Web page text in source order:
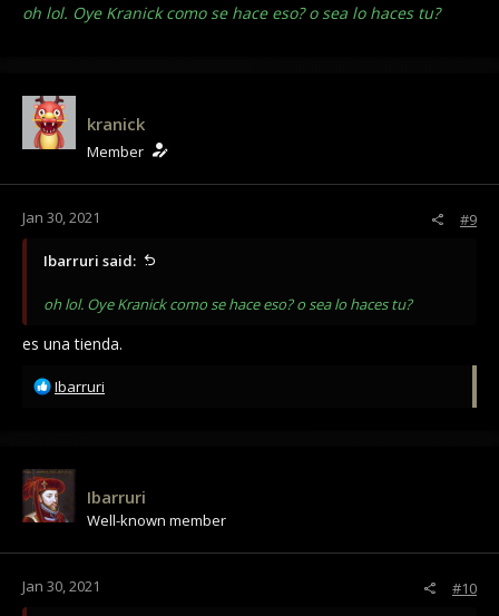
oh lol. Oye Kranick como se hace eso? o sea lo haces tu?
kranick
Member
Jan 30, 2021 #9
Ibarruri said:
oh lol. Oye Kranick como se hace eso? o sea lo haces tu?
es una tienda.
R
t
i
o
n
Ibarruri
Ibarruri
Well-known member
Jan 30, 2021 #10